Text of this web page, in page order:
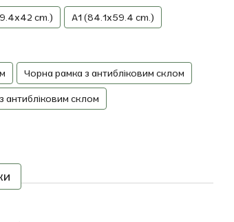
cm.) A1 (84.1x59.4 cm.)
Чорна рамка з антибліковим склом
антибліковим склом